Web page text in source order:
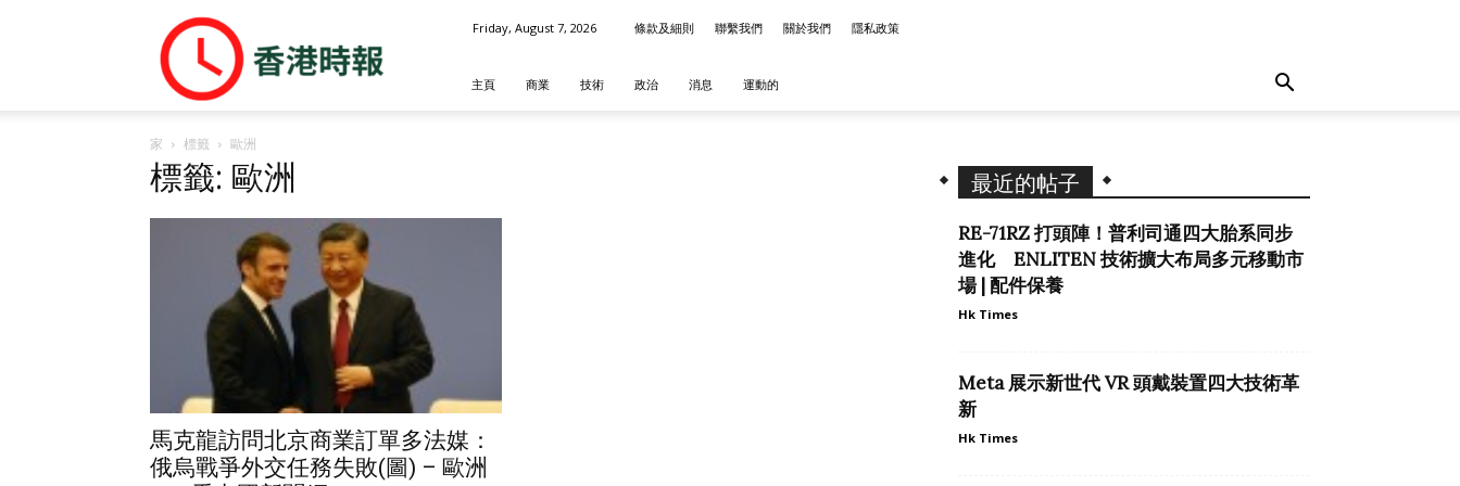
港
時
Friday, August 7, 2026 條款及細則 聯繫我們 關於我們 隱私政策
主頁 商業 技術 政治 消息 運動的
家 標籤 歐洲
標籤: 歐洲
馬克龍訪問北京商業訂單多法媒：
俄烏戰爭外交任務失敗(圖) – 歐洲
最近的帖子
RE-71RZ 打頭陣！普利司通四大胎系同步
進化 ENLITEN 技術擴大布局多元移動市
場 | 配件保養
Hk Times
Meta 展示新世代 VR 頭戴裝置四大技術革
新
Hk Times